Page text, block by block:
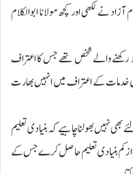
نے لکھی اور کچھ مولانا ابوالکلام
رکھنے والے شخص تھے جس کا اعتراف
خدمات کے اعتراف میں انہیں بھارت
بھی نہیں بھولنا چاہیے کہ بنیادی تعلیم
از کم بنیادی تعلیم حاصل کرے جس کے